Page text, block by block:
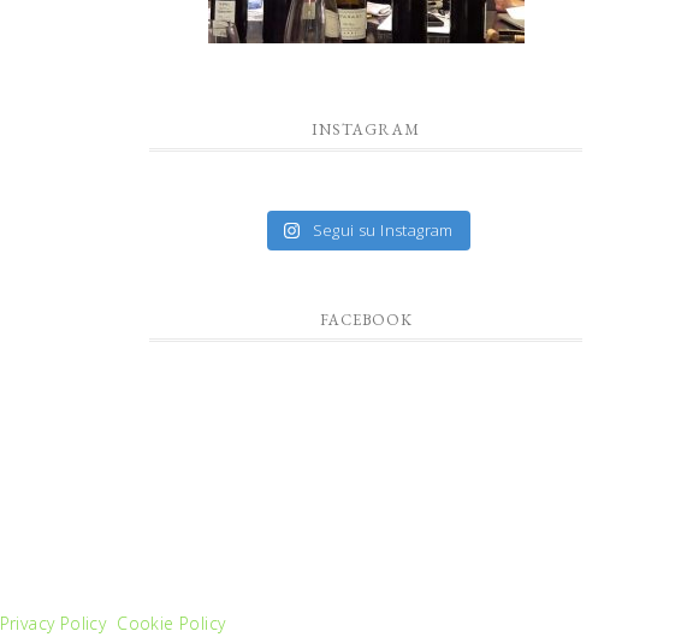
INSTAGRAM
Segui su Instagram
FACEBOOK
Privacy Policy Cookie Policy